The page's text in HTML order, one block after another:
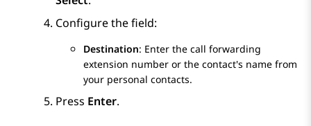
Configure the field:
Destination: Enter the call forwarding
extension number or the contact's name from
your personal contacts.
Press Enter.